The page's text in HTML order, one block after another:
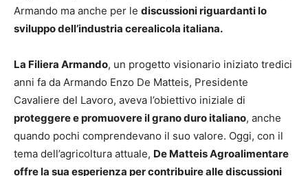
Armando ma anche per le discussioni riguardanti lo
sviluppo dell’industria cerealicola italiana.
La Filiera Armando, un progetto visionario iniziato tredici
anni fa da Armando Enzo De Matteis, Presidente
Cavaliere del Lavoro, aveva l’obiettivo iniziale di
proteggere e promuovere il grano duro italiano, anche
quando pochi comprendevano il suo valore. Oggi, con il
tema dell’agricoltura attuale, De Matteis Agroalimentare
offre la sua esperienza per contribuire alle discussioni